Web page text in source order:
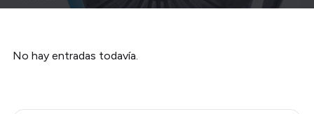
No hay entradas todavía.